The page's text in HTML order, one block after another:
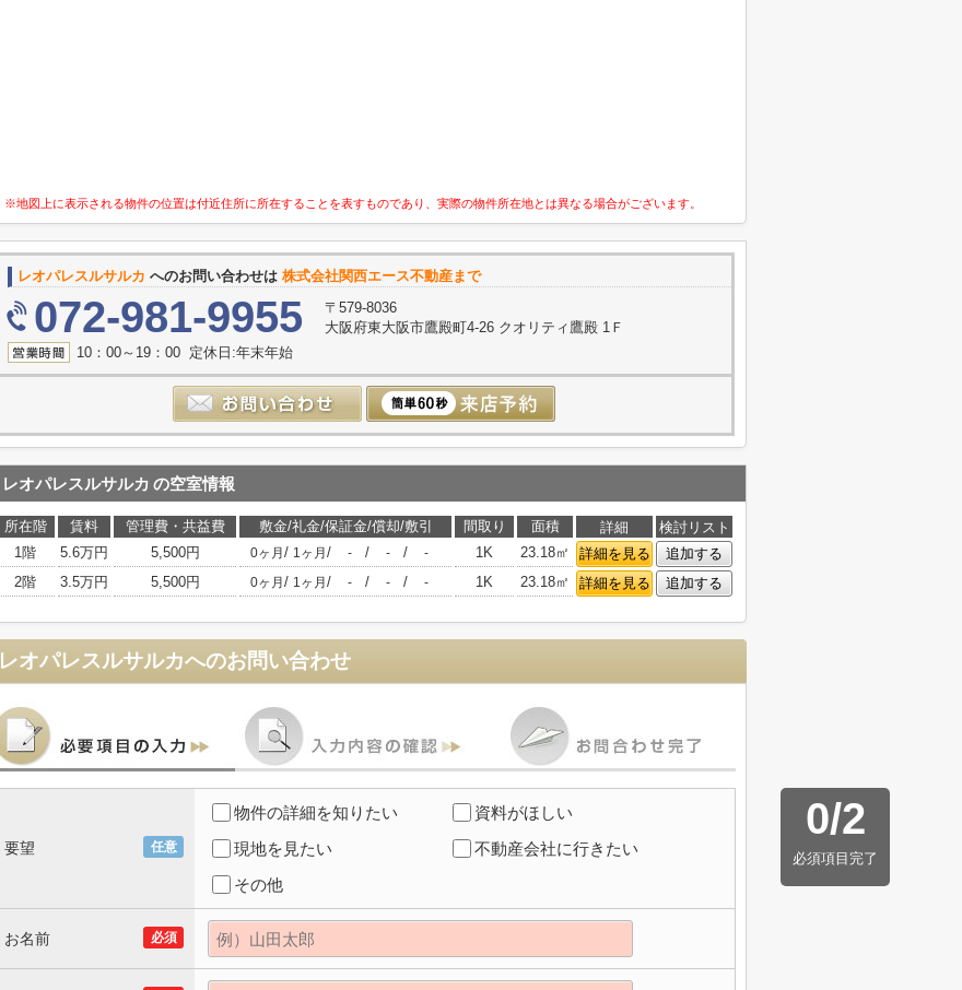
※地図上に表示される物件の位置は付近住所に所在することを表すものであり、実際の物件所在地とは異なる場合がございます。
レオパレスルサルカ へのお問い合わせは 株式会社関西エース不動産まで
072-981-9955
〒579-8036
大阪府東大阪市鷹殿町4-26 クオリティ鷹殿 1Ｆ
10：00～19：00 定休日:年末年始
レオパレスルサルカ の空室情報
所在階 賃料 管理費・共益費 敷金/礼金/保証金/償却/敷引 間取り 面積 詳細
検討リスト
1階
5.6万円 5,500円 0ヶ月 / 1ヶ月 / - / - / - 1K 23.18㎡ 詳細を見る
追加する
2階
3.5万円 5,500円 0ヶ月 / 1ヶ月 / - / - / - 1K 23.18㎡ 詳細を見る 追加する
レオパレスルサルカへのお問い合わせ
0/2
必須項目完了
任意
要望
物件の詳細を知りたい
資料がほしい
現地を見たい
不動産会社に行きたい
その他
必須
お名前